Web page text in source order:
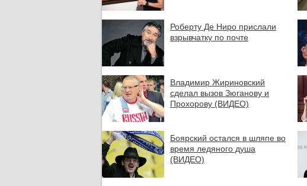
Роберту Де Ниро прислали
взрывчатку по почте
Владимир Жириновский
сделал вызов Зюганову и
Прохорову (ВИДЕО)
Боярский остался в шляпе во
время ледяного душа
(ВИДЕО)